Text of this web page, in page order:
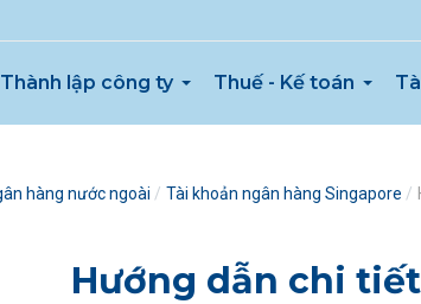
Thành lập công ty Thuế - Kế toán
hàng nước ngoài Tài khoản ngân hàng Singapore
Hướng dẫn chi